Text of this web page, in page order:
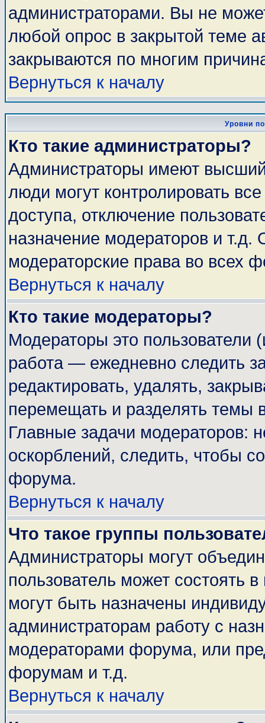
администраторами. Вы не
любой опрос в закрытой теме
закрываются по многим
Вернуться к началу
Уровни
Кто такие администраторы?
Администраторы имеют
люди могут контролировать
доступа, отключение
назначение модераторов и
модераторские права во всех
Вернуться к началу
Кто такие модераторы?
Модераторы это пользователи
работа — ежедневно следить
редактировать, удалять,
перемещать и разделять темы
Главные задачи модераторов:
оскорблений, следить, чтобы
форума.
Вернуться к началу
Что такое группы
Администраторы могут
пользователь может состоять
могут быть назначены
администраторам работу с
модераторами форума, или
форумам и т.д.
Вернуться к началу